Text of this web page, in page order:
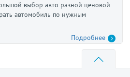
выбор авто разной ценовой
автомобиль по нужным
Подробнее